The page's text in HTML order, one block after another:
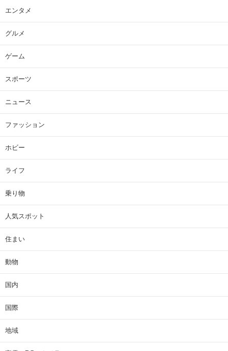
エンタメ
グルメ
ゲーム
スポーツ
ニュース
ファッション
ホビー
ライフ
乗り物
人気スポット
住まい
動物
国内
国際
地域